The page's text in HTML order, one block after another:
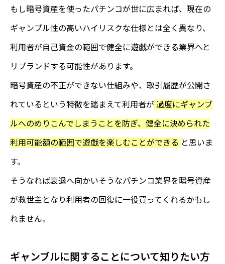
もし暗号資産を使ったパチンコが世に広まれば、現在の
ギャンブル性の高いハイリスクな仕様とは全く異なり、
利用者が自己資金の範囲で健全に遊戯ができる業界へと
リブランドする可能性があります。
暗号資産の不正ができない仕組みや、取引履歴が公開さ
れているという特徴を踏まえて利用者が 過度にギャンブ
ルへのめりこんでしまうことを防ぎ、健全に決められた
利用可能額の範囲で遊戯を楽しむことができる と思いま
す。
そうなれば衰退へ向かいそうなパチンコ業界を暗号資産
が救世主となり利用者の回復に一役買ってくれるかもし
れません。
ギャンブルに関することについて知りたい方